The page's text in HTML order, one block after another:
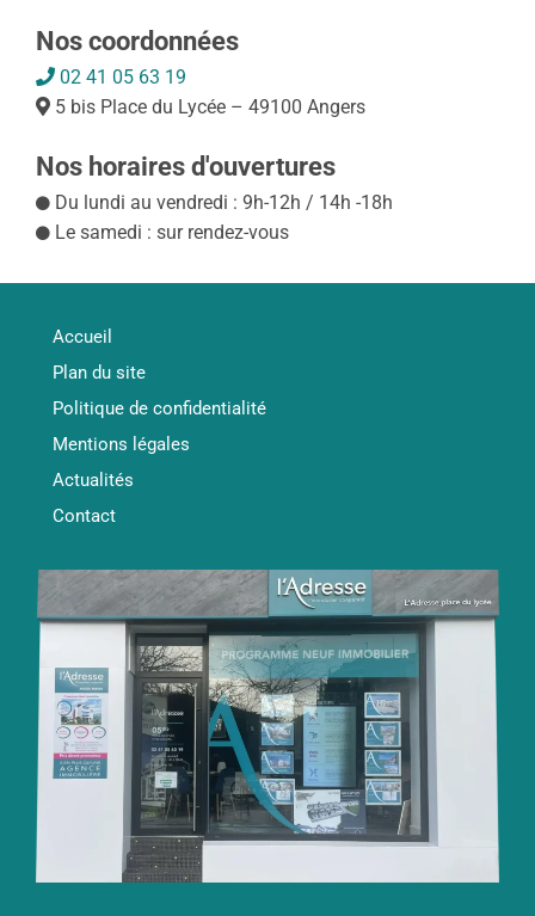
Nos coordonnées
02 41 05 63 19
5 bis Place du Lycée – 49100 Angers
Nos horaires d'ouvertures
Du lundi au vendredi : 9h-12h / 14h -18h
Le samedi : sur rendez-vous
Accueil
Plan du site
Politique de confidentialité
Mentions légales
Actualités
Contact